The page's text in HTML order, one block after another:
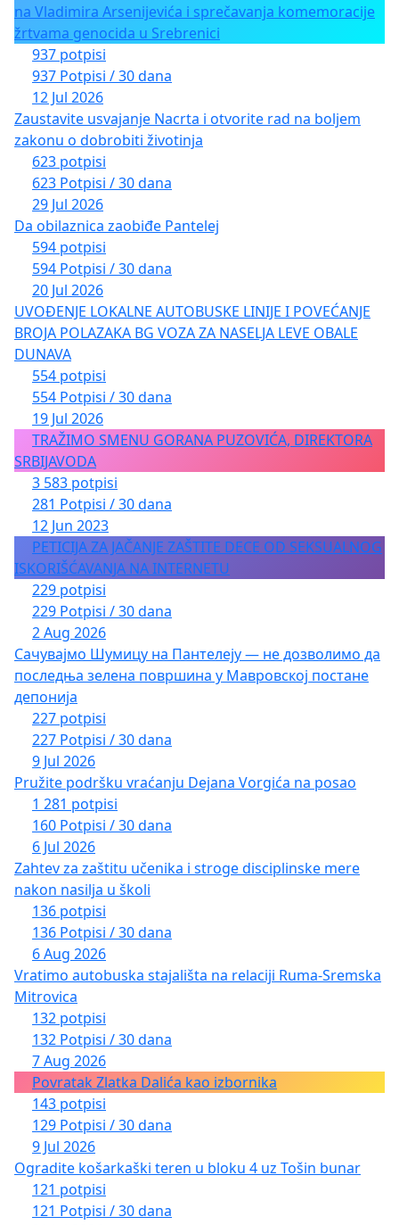
na Vladimira Arsenijevića i sprečavanja komemoracije
žrtvama genocida u Srebrenici
937 potpisi
937 Potpisi / 30 dana
12 Jul 2026
Zaustavite usvajanje Nacrta i otvorite rad na boljem
zakonu o dobrobiti životinja
623 potpisi
623 Potpisi / 30 dana
29 Jul 2026
Da obilaznica zaobiđe Pantelej
594 potpisi
594 Potpisi / 30 dana
20 Jul 2026
UVOĐENJE LOKALNE AUTOBUSKE LINIJE I POVEĆANJE
BROJA POLAZAKA BG VOZA ZA NASELJA LEVE OBALE
DUNAVA
554 potpisi
554 Potpisi / 30 dana
19 Jul 2026
TRAŽIMO SMENU GORANA PUZOVIĆA, DIREKTORA
SRBIJAVODA
3 583 potpisi
281 Potpisi / 30 dana
12 Jun 2023
PETICIJA ZA JAČANJE ZAŠTITE DECE OD SEKSUALNOG
ISKORIŠĆAVANJA NA INTERNETU
229 potpisi
229 Potpisi / 30 dana
2 Aug 2026
Сачувајмо Шумицу на Пантелеју — не дозволимо да
последња зелена површина у Мавровској постане
депонија
227 potpisi
227 Potpisi / 30 dana
9 Jul 2026
Pružite podršku vraćanju Dejana Vorgića na posao
1 281 potpisi
160 Potpisi / 30 dana
6 Jul 2026
Zahtev za zaštitu učenika i stroge disciplinske mere
nakon nasilja u školi
136 potpisi
136 Potpisi / 30 dana
6 Aug 2026
Vratimo autobuska stajališta na relaciji Ruma-Sremska
Mitrovica
132 potpisi
132 Potpisi / 30 dana
7 Aug 2026
Povratak Zlatka Dalića kao izbornika
143 potpisi
129 Potpisi / 30 dana
9 Jul 2026
Ogradite košarkaški teren u bloku 4 uz Tošin bunar
121 potpisi
121 Potpisi / 30 dana